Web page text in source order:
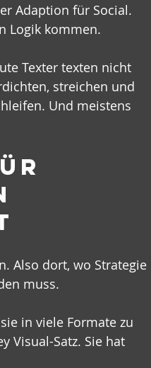
Adaption für Social.
Logik kommen.
Texter texten nicht
streichen und
Und meistens
Also dort, wo Strategie
muss.
in viele Formate zu
Visual-Satz. Sie hat